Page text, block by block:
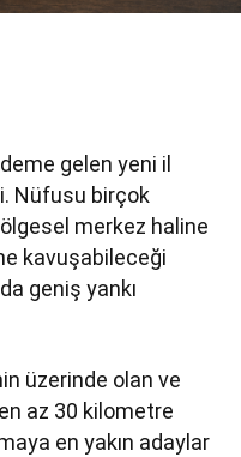
gelen yeni il
Nüfusu birçok
merkez haline
kavuşabileceği
geniş yankı
üzerinde olan ve
az 30 kilometre
en yakın adaylar